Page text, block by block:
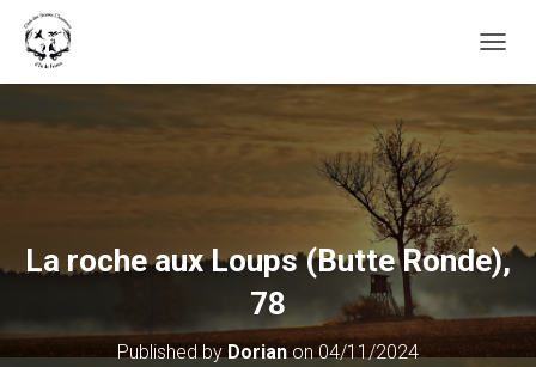
La roche aux Loups (Butte Ronde),
78
Published byDorianon04/11/2024